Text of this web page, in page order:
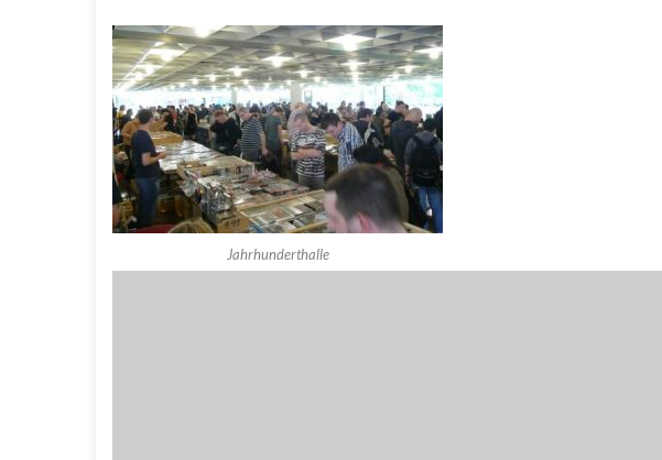
Jahrhunderthalle